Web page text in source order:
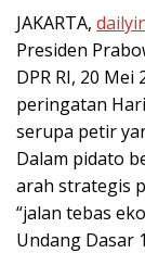
JAKARTA,
Presiden
DPR RI, 20
peringatan
serupa petir
Dalam pidato
arah strategis
“jalan tebas
Undang Dasar